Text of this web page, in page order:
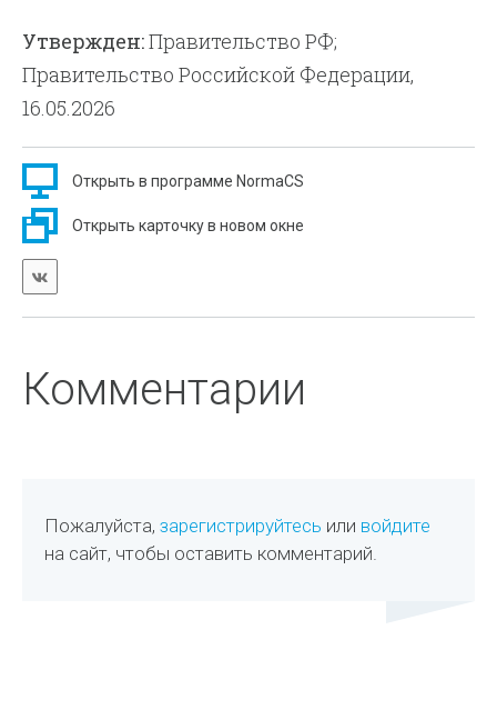
Утвержден:Правительство РФ;
Правительство Российской Федерации,
16.05.2026
Открыть в программе NormaCS
Открыть карточку в новом окне
Комментарии
Пожалуйста,зарегистрируйтесь или войдите
на сайт, чтобы оставить комментарий.